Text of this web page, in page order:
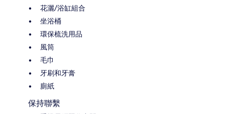
花灑/浴缸組合
坐浴桶
環保梳洗用品
風筒
毛巾
牙刷和牙膏
廁紙
保持聯繫